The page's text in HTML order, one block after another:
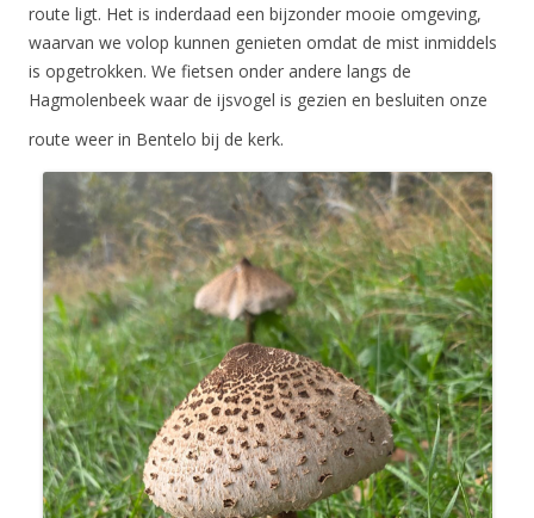
route ligt. Het is inderdaad een bijzonder mooie omgeving,
waarvan we volop kunnen genieten omdat de mist inmiddels
is opgetrokken. We fietsen onder andere langs de
Hagmolenbeek waar de ijsvogel is gezien en besluiten onze
route weer in Bentelo bij de kerk.